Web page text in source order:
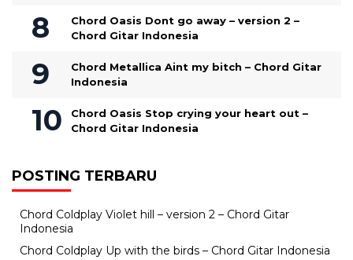
Chord Oasis Dont go away – version 2 –
Chord Gitar Indonesia
Chord Metallica Aint my bitch – Chord Gitar
Indonesia
Chord Oasis Stop crying your heart out –
Chord Gitar Indonesia
POSTING TERBARU
Chord Coldplay Violet hill – version 2 – Chord Gitar
Indonesia
Chord Coldplay Up with the birds – Chord Gitar Indonesia